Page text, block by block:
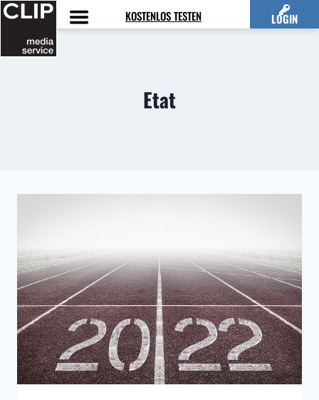
Zum
Inhalt
springen
KOSTENLOS TESTEN LOGIN
Etat